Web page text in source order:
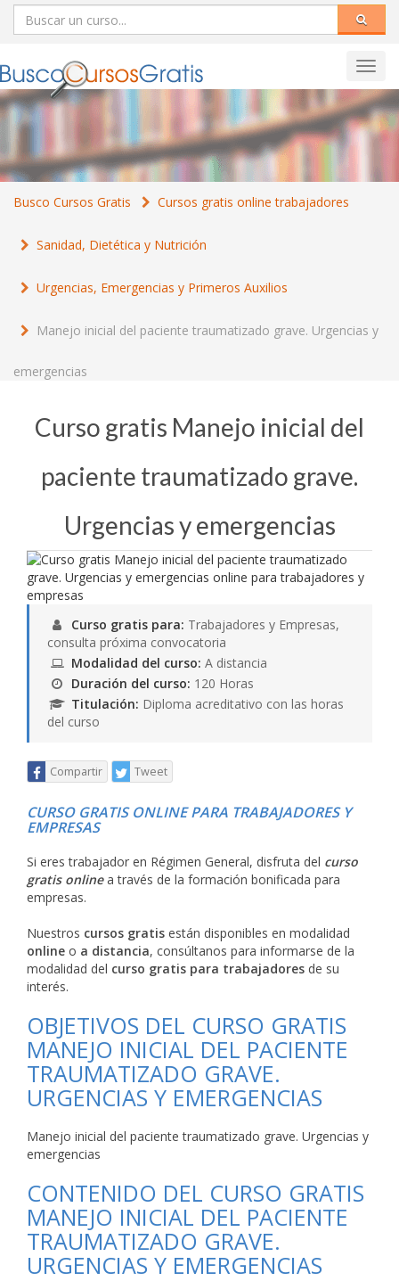
Busco Cursos Gratis Cursos gratis online trabajadores
Sanidad, Dietética y Nutrición
Urgencias, Emergencias y Primeros Auxilios
Manejo inicial del paciente traumatizado grave. Urgencias y
emergencias
Curso gratis Manejo inicial del
paciente traumatizado grave.
Urgencias y emergencias
Curso gratis para: Trabajadores y Empresas,
consulta próxima convocatoria
Modalidad del curso: A distancia
Duración del curso: 120 Horas
Titulación: Diploma acreditativo con las horas
del curso
Compartir Tweet
CURSO GRATIS ONLINE PARA TRABAJADORES Y
EMPRESAS
Si eres trabajador en Régimen General, disfruta del curso
gratis onlinea través de la formación bonificada para
empresas.
Nuestros cursos gratis están disponibles en modalidad
online o a distancia, consúltanos para informarse de la
modalidad del curso gratis para trabajadores de su
interés.
OBJETIVOS DEL CURSO GRATIS
MANEJO INICIAL DEL PACIENTE
TRAUMATIZADO GRAVE.
URGENCIAS Y EMERGENCIAS
Manejo inicial del paciente traumatizado grave. Urgencias y
emergencias
CONTENIDO DEL CURSO GRATIS
MANEJO INICIAL DEL PACIENTE
TRAUMATIZADO GRAVE.
URGENCIAS Y EMERGENCIAS